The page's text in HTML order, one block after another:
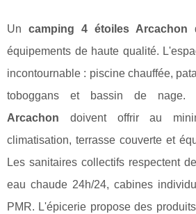
Uncamping 4 étoiles Arcachon
équipements de haute qualité.
incontournable : piscine chauffée,
toboggans et bassin de nage.
Arcachon doivent offrir au
climatisation, terrasse couverte et
Les sanitaires collectifs respectent
eau chaude 24h/24, cabines
PMR. L'épicerie propose des